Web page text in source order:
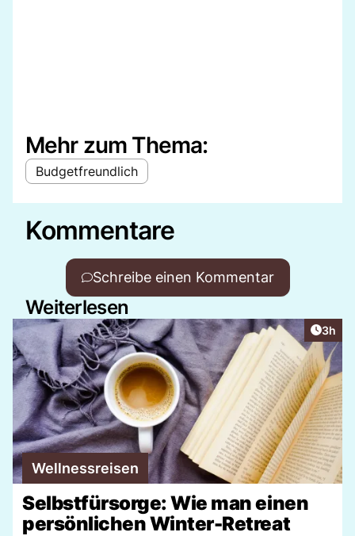
Mehr zum Thema:
Budgetfreundlich
Kommentare
Schreibe einen Kommentar
Weiterlesen
3h
Wellnessreisen
Selbstfürsorge: Wie man einen
persönlichen Winter-Retreat